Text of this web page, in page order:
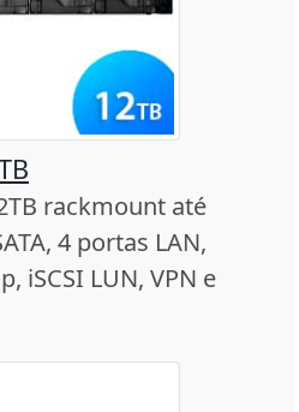
rackmount até
4 portas LAN,
iSCSI LUN, VPN e